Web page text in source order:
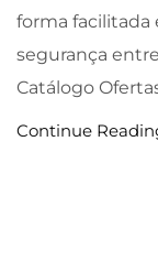
forma facilitada
segurança
Catálogo
Continue